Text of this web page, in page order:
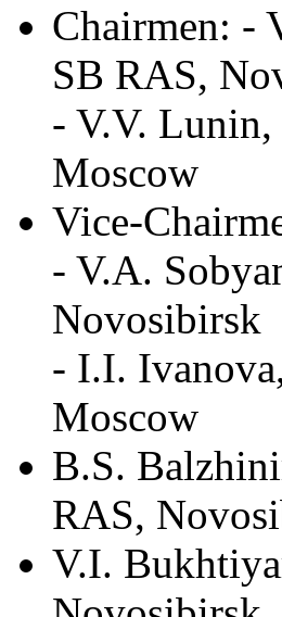
Chairmen: -
SB RAS,
- V.V.
Moscow
Vice-
- V.A.
Novosibirsk
- I.I.
Moscow
B.S.
RAS,
V.I.